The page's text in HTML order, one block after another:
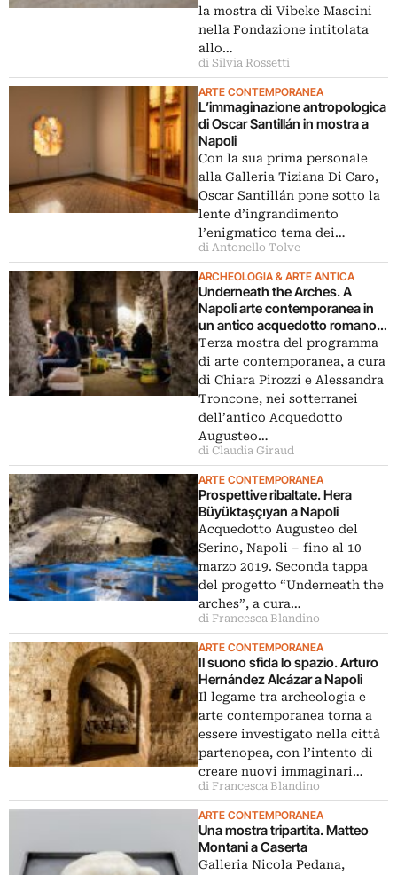
la mostra di Vibeke Mascini
nella Fondazione intitolata
allo…
di Silvia Rossetti
ARTE CONTEMPORANEA
L’immaginazione antropologica
di Oscar Santillán in mostra a
Napoli
Con la sua prima personale
alla Galleria Tiziana Di Caro,
Oscar Santillán pone sotto la
lente d’ingrandimento
l’enigmatico tema dei…
di Antonello Tolve
ARCHEOLOGIA & ARTE ANTICA
Underneath the Arches. A
Napoli arte contemporanea in
un antico acquedotto romano.
Le foto
Terza mostra del programma
di arte contemporanea, a cura
di Chiara Pirozzi e Alessandra
Troncone, nei sotterranei
dell’antico Acquedotto
Augusteo…
di Claudia Giraud
ARTE CONTEMPORANEA
Prospettive ribaltate. Hera
Büyüktaşçıyan a Napoli
Acquedotto Augusteo del
Serino, Napoli ‒ fino al 10
marzo 2019. Seconda tappa
del progetto “Underneath the
arches”, a cura…
di Francesca Blandino
ARTE CONTEMPORANEA
Il suono sfida lo spazio. Arturo
Hernández Alcázar a Napoli
Il legame tra archeologia e
arte contemporanea torna a
essere investigato nella città
partenopea, con l’intento di
creare nuovi immaginari…
di Francesca Blandino
ARTE CONTEMPORANEA
Una mostra tripartita. Matteo
Montani a Caserta
Galleria Nicola Pedana,